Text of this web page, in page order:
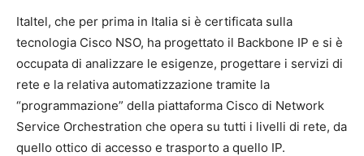
Italtel, che per prima in Italia si è certificata sulla
tecnologia Cisco NSO, ha progettato il Backbone IP e si è
occupata di analizzare le esigenze, progettare i servizi di
rete e la relativa automatizzazione tramite la
“programmazione” della piattaforma Cisco di Network
Service Orchestration che opera su tutti i livelli di rete, da
quello ottico di accesso e trasporto a quello IP.